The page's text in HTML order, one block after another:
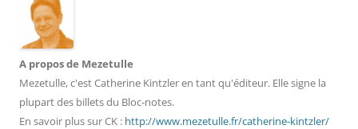
A propos de Mezetulle
Mezetulle, c'est Catherine Kintzler en tant qu'éditeur. Elle signe la
plupart des billets du Bloc-notes.
En savoir plus sur CK : http://www.mezetulle.fr/catherine-kintzler/